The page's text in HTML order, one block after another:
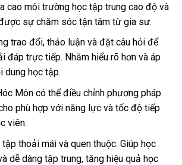
cao môi trường học tập trung cao độ và
sự chăm sóc tận tâm từ gia sư.
trao đổi, thảo luận và đặt câu hỏi để
đáp trực tiếp. Nhằm hiểu rõ hơn và áp
dung học tập.
Môn có thể điều chỉnh phương pháp
phù hợp với năng lực và tốc độ tiếp
viên.
thoải mái và quen thuộc. Giúp học
dễ dàng tập trung, tăng hiệu quả học